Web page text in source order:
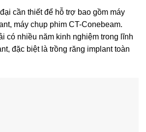
cần thiết để hỗ trợ bao gồm máy
máy chụp phim CT-Conebeam.
có nhiều năm kinh nghiệm trong lĩnh
đặc biệt là trồng răng implant toàn